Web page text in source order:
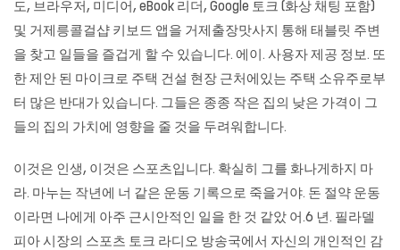
도, 브라우저, 미디어, eBook 리더, Google 토크 (화상 채팅 포함)
및 거제릉콜걸샵 키보드 앱을 거제출장맛사지 통해 태블릿 주변
을 찾고 일들을 즐겁게 할 수 있습니다. 에이. 사용자 제공 정보. 또
한 제안 된 마이크로 주택 건설 현장 근처에있는 주택 소유주로부
터 많은 반대가 있습니다. 그들은 종종 작은 집의 낮은 가격이 그
들의 집의 가치에 영향을 줄 것을 두려워합니다.
이것은 인생, 이것은 스포츠입니다. 확실히 그를 화나게하지 마
라. 마누는 작년에 너 같은 운동 기록으로 죽을거야. 돈 절약 운동
이라면 나에게 아주 근시안적인 일을 한 것 같았 어.6 년. 필라델
피아 시장의 스포츠 토크 라디오 방송국에서 자신의 개인적인 감